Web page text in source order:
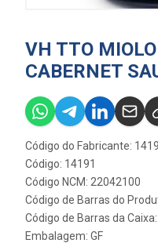
VH TTO
CABERNET
Código do Fabricante:
Código: 14191
Código NCM: 22042100
Código de Barras do
Código de Barras da
Embalagem: GF